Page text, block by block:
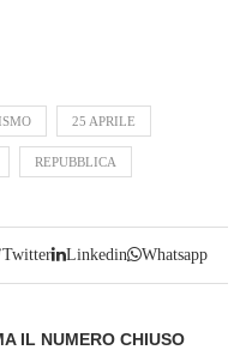
25 APRILE
REPUBBLICA
Twitter Linkedin Whatsapp
IL NUMERO CHIUSO